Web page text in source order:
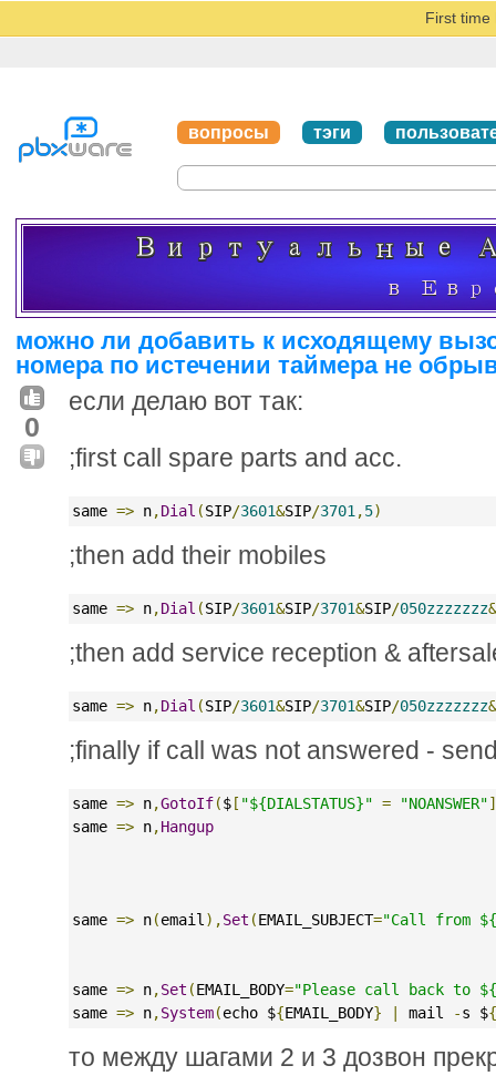
First time
вопросы тэги
можно ли добавить к исходящему
номера по истечении таймера не
0
если делаю вот так:
;first call spare parts and acc.
same => n,Dial (SIP/3601&SIP/3701 ,5)
;then add their mobiles
same => n,Dial (SIP/3601&SIP/3701&SIP/050zzzzzzz&
;then add service reception &
same => n,Dial (SIP/3601&SIP/3701&SIP/050zzzzzzz&
;finally if call was not answered -
same => n,GotoIf($[ "${DIALSTATUS}" = "NOANSWER"
same => n,Hangup
same => n(email ),Set (EMAIL_SUBJECT="Call from
same => n,Set (EMAIL_BODY="Please call back to
same => n,System(echo ${EMAIL_BODY} | mail -s ${
то между шагами 2 и 3 дозвон